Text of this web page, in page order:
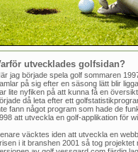
utvecklades golfsidan?
jag började spela golf sommaren
på sig efter en säsong lätt blir
lite nyfiken på att kunna få en
då leta efter ett
fann något program som hade de
att utveckla en golf-applikation för
väcktes iden att utveckla en
i it branshen 2001 så tog